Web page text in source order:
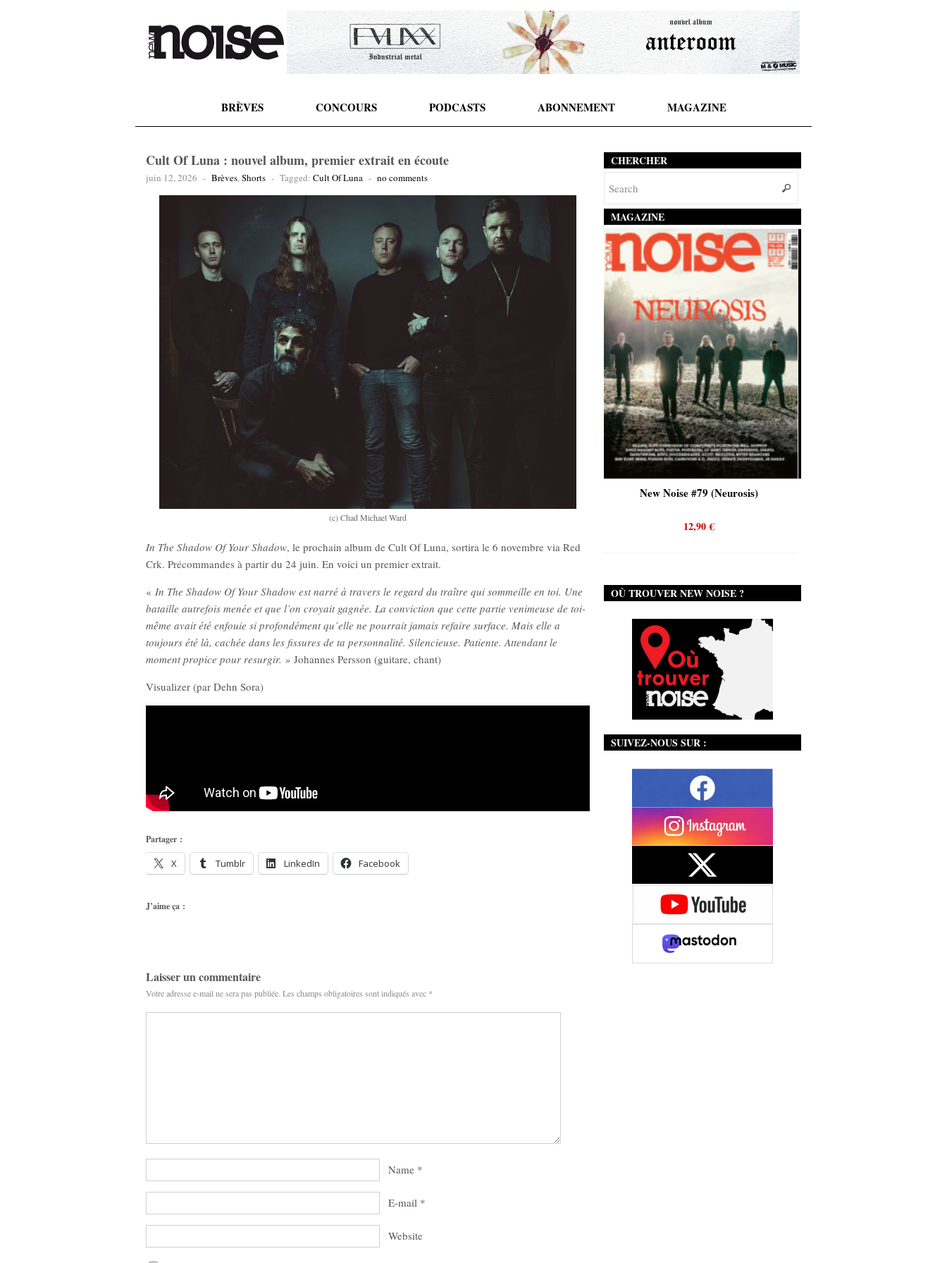
BRÈVES CONCOURS PODCASTS ABONNEMENT MAGAZINE
Cult Of Luna : nouvel album, premier extrait en écoute
juin 12, 2026 - Brèves,Shorts - Tagged: Cult Of Luna - no comments
(c) Chad Michael Ward
In The Shadow Of Your Shadow, le prochain album de Cult Of Luna, sortira le 6 novembre via Red
Crk. Précommandes à partir du 24 juin. En voici un premier extrait.
« In The Shadow Of Your Shadow est narré à travers le regard du traître qui sommeille en toi. Une
bataille autrefois menée et que l’on croyait gagnée. La conviction que cette partie venimeuse de toi-
même avait été enfouie si profondément qu’elle ne pourrait jamais refaire surface. Mais elle a
toujours été là, cachée dans les fissures de ta personnalité. Silencieuse. Patiente. Attendant le
moment propice pour resurgir. » Johannes Persson (guitare, chant)
Visualizer (par Dehn Sora)
Partager :
X Tumblr LinkedIn Facebook
J’aime ça :
Laisser un commentaire
Votre adresse e-mail ne sera pas publiée. Les champs obligatoires sont indiqués avec *
Name *
E-mail *
Website
CHERCHER
MAGAZINE
New Noise #79 (Failure) New Noise #80 (Genghis Tron)
OÙ TROUVER NEW NOISE ?
SUIVEZ-NOUS SUR :